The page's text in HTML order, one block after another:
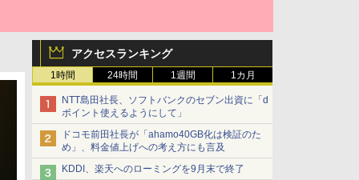
アクセスランキング
1時間 24時間 1週間 1カ月
NTT島田社長、ソフトバンクのセブン出資に「d
ポイント使えるようにして」
ドコモ前田社長が「ahamo40GB化は検証のた
め」、料金値上げへの考え方にも言及
KDDI、楽天へのローミングを9月末で終了